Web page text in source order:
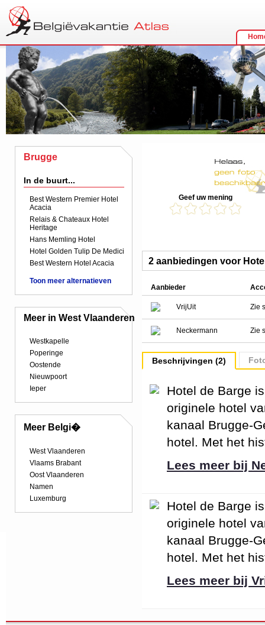
Brugge
In de buurt...
Best Western Premier Hotel
Acacia
Relais & Chateaux Hotel
Heritage
Hans Memling Hotel
Hotel Golden Tulip De Medici
Best Western Hotel Acacia
Toon meer alternatieven
Meer in West Vlaanderen
Westkapelle
Poperinge
Oostende
Nieuwpoort
Ieper
Meer Belgi�
West Vlaanderen
Vlaams Brabant
Oost Vlaanderen
Namen
Luxemburg
Geef uw mening
2 aanbiedingen voor
Aanbieder
VrijUit Zie
Neckermann Zie
Beschrijvingen (2)
Hotel de Barge
originele hotel
kanaal Brugge-
hotel. Met het
Lees meer bij
Hotel de Barge
originele hotel
kanaal Brugge-
hotel. Met het
Lees meer bij